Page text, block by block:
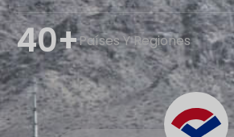
40+Países Y Regiones